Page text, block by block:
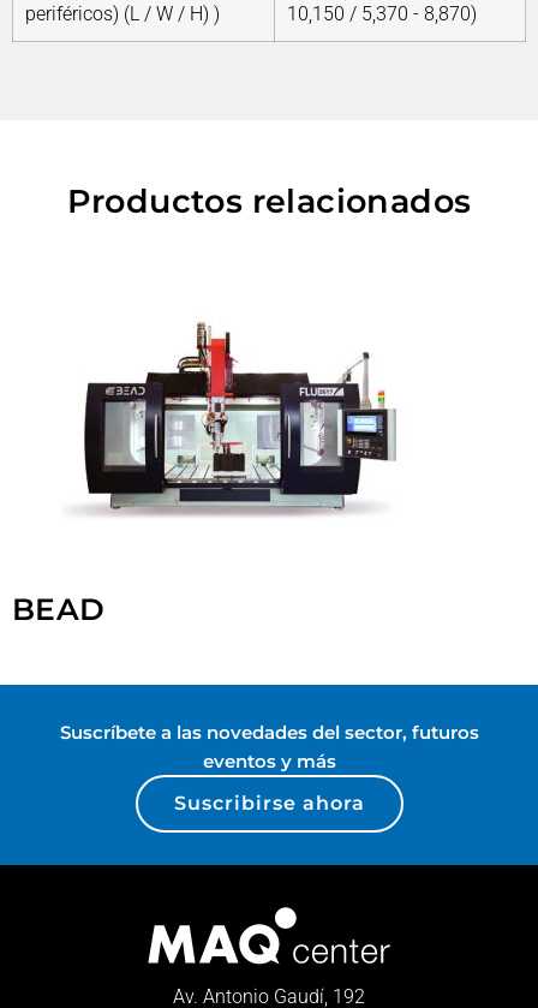
periféricos) (L / W / H) )
10,150 / 5,370 - 8,870)
Productos relacionados
BEAD
Suscríbete a las novedades del sector, futuros
eventos y más
Suscribirse ahora
Av. Antonio Gaudí, 192